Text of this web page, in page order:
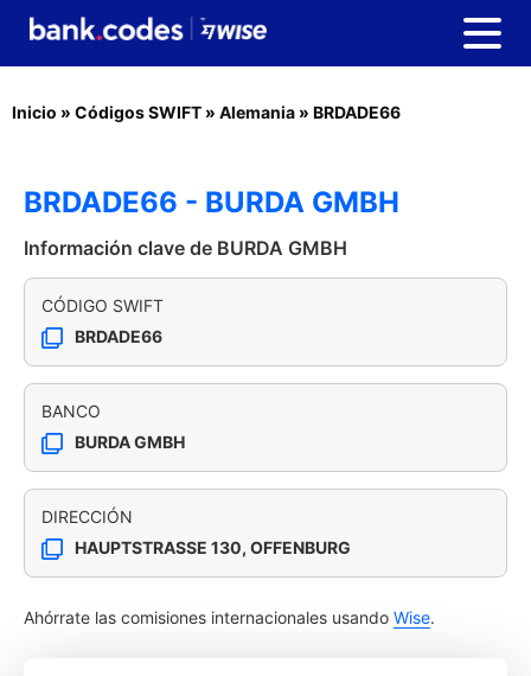
Inicio » Códigos SWIFT » Alemania » BRDADE66
BRDADE66 - BURDA GMBH
Información clave de BURDA GMBH
CÓDIGO SWIFT
BRDADE66
BANCO
BURDA GMBH
DIRECCIÓN
HAUPTSTRASSE 130, OFFENBURG
Ahórrate las comisiones internacionales usando Wise.